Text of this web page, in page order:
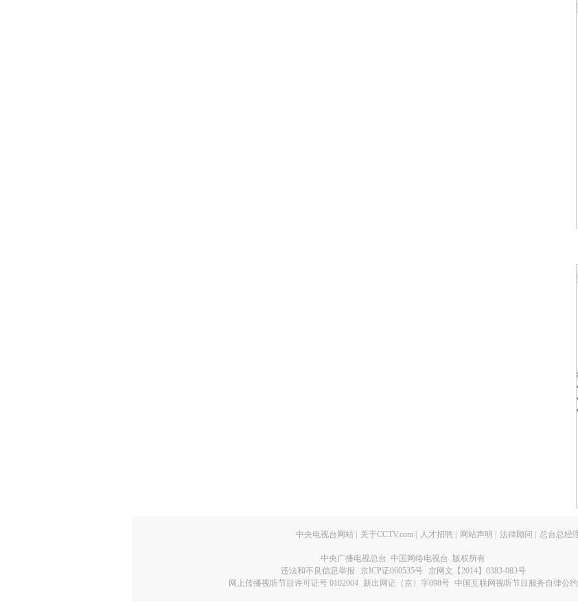
中央电视台网站 关于CCTV.com 人才招聘 网站声明 法律顾问 总台总经
中央广播电视总台 中国网络电视台 版权所有
违法和不良信息举报
京ICP证060535号
京网文【2014】0383-083号
网上传播视听节目许可证号 0102004 新出网证（京）字098号 中国互联网视听节目服务自律公约